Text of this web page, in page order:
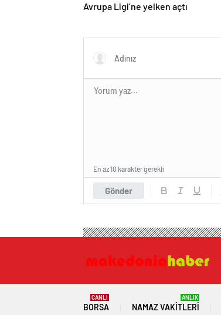
Avrupa Ligi’ne yelken açtı
Gönder
En az 10 karakter gerekli
BORSA
CANLI
NAMAZ VAKITLERI
ANLIK